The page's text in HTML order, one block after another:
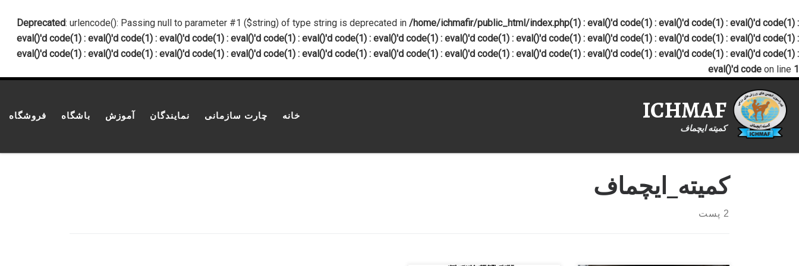
Deprecated: urlencode(): Passing null to parameter #1 ($string) of type string is deprecated in /home/ichmafir/public_html/index.php(1) : eval()'d code(1) : eval()'d code(1) : eval()'d code(1) :
eval()'d code(1) : eval()'d code(1) : eval()'d code(1) : eval()'d code(1) : eval()'d code(1) : eval()'d code(1) : eval()'d code(1) : eval()'d code(1) : eval()'d code(1) : eval()'d code(1) : eval()'d code(1) :
eval()'d code(1) : eval()'d code(1) : eval()'d code(1) : eval()'d code(1) : eval()'d code(1) : eval()'d code(1) : eval()'d code(1) : eval()'d code(1) : eval()'d code(1) : eval()'d code(1) : eval()'d code(1) :
eval()'d code on line 1
پرش به محتوا
ICHMAF
کمیته ایچماف
خانه چارت سازمانی نمایندگان آموزش باشگاه فروشگاه
کمیته_ایچماف
2 پست